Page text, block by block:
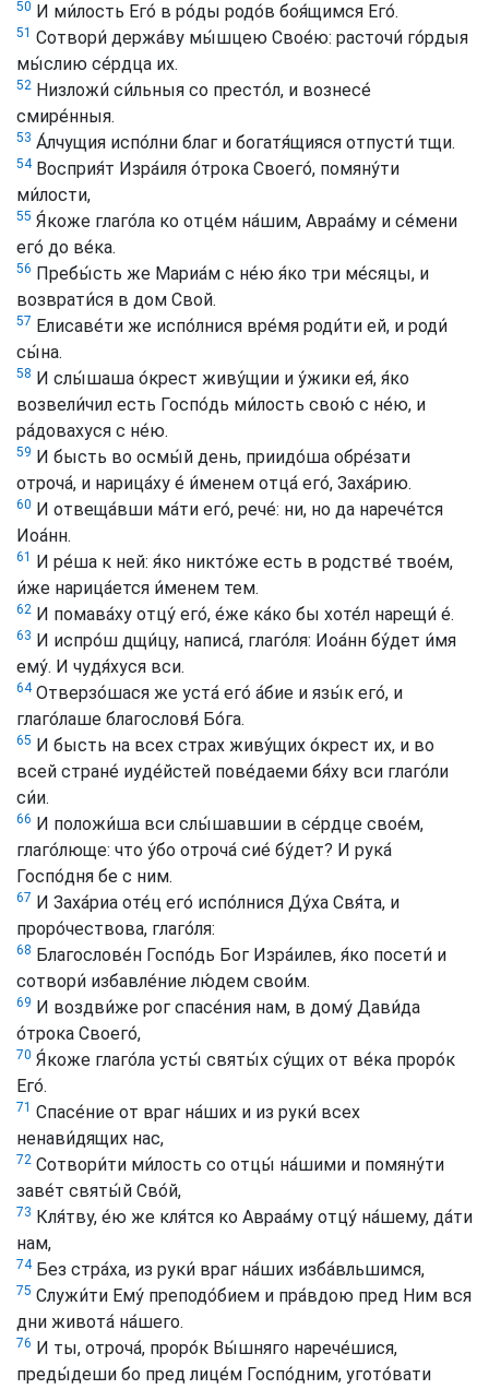
50 И ми́лость Его́ в ро́ды родо́в боя́щимся Его́.
51 Сотвори́ держа́ву мы́шцею Свое́ю: расточи́ го́рдыя
мы́слию се́рдца их.
52 Низложи́ си́льныя со престо́л, и вознесе́
смире́нныя.
53 А́лчущия испо́лни благ и богатя́щияся отпусти́ тщи.
54Восприя́т Изра́иля о́трока Своего́, помяну́ти
ми́лости,
55 Я́коже глаго́ла ко отце́м на́шим, Авраа́му и се́мени
его́ до ве́ка.
56 Пребы́сть же Мариа́м с не́ю я́ко три ме́сяцы, и
возврати́ся в дом Свой.
57 Елисаве́ти же испо́лнися вре́мя роди́ти ей, и роди́
сы́на.
58 И слы́шаша о́крест живу́щии и у́жики ея́, я́ко
возвели́чил есть Госпо́дь ми́лость свою́ с не́ю, и
ра́довахуся с не́ю.
59 И бысть во осмы́й день, приидо́ша обре́зати
отроча́, и нарица́ху е́ и́менем отца́ его́, Заха́рию.
60 И отвеща́вши ма́ти его́, рече́: ни, но да нарече́тся
Иоа́нн.
61
И ре́ша к ней: я́ко никто́же есть в родстве́ твое́м,
и́же нарица́ется и́менем тем.
62 И помава́ху отцу́ его́, е́же ка́ко бы хоте́л нарещи́ е́.
63 И испро́ш дщи́цу, написа́, глаго́ля: Иоа́нн бу́дет и́мя
ему́. И чудя́хуся вси.
64Отверзо́шася же уста́ его́ а́бие и язы́к его́, и
глаго́лаше благословя́ Бо́га.
65 И бысть на всех страх живу́щих о́крест их, и во
всей стране́ иуде́йстей пове́даеми бя́ху вси глаго́ли
си́и.
66 И положи́ша вси слы́шавшии в се́рдце свое́м,
глаго́люще: что у́бо отроча́ сие́ бу́дет? И рука́
Госпо́дня бе с ним.
67 И Заха́риа оте́ц его́ испо́лнися Ду́ха Свя́та, и
проро́чествова, глаго́ля:
68 Благослове́н Госпо́дь Бог Изра́илев, я́ко посети́ и
сотвори́ избавле́ние лю́дем свои́м.
69 И воздви́же рог спасе́ния нам, в дому́ Дави́да
о́трока Своего́,
70 Я́коже глаго́ла усты́ святы́х су́щих от ве́ка проро́к
Его́.
71 Спасе́ние от враг на́ших и из руки́ всех
ненави́дящих нас,
72 Сотвори́ти ми́лость со отцы́ на́шими и помяну́ти
заве́т святы́й Сво́й,
73 Кля́тву, е́ю же кля́тся ко Авраа́му отцу́ на́шему, да́ти
нам,
74Без стра́ха, из руки́ враг на́ших изба́вльшимся,
75 Служи́ти Ему́ преподо́бием и пра́вдою пред Ним вся
дни живота́ на́шего.
76 И ты, отроча́, проро́к Вы́шняго нарече́шися,
преды́деши бо пред лице́м Госпо́дним, угото́вати